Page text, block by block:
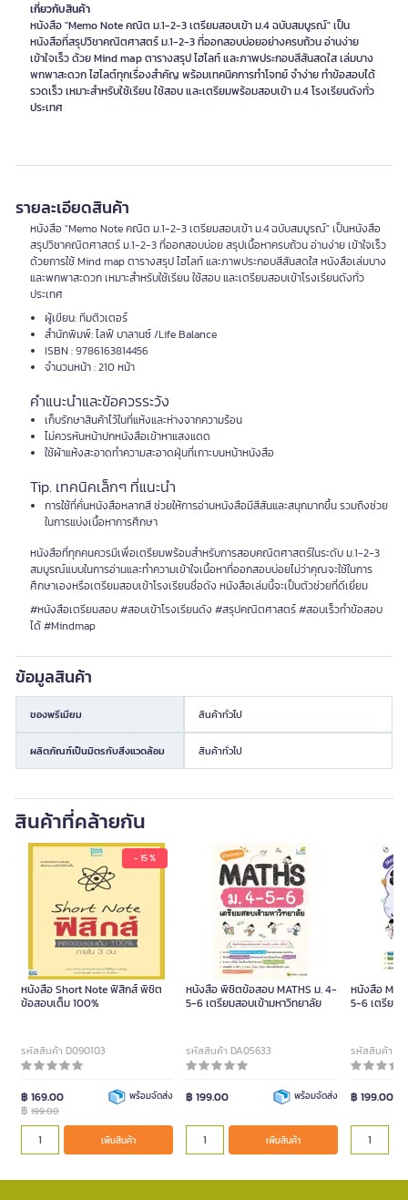
เกี่ยวกับสินค้า
หนังสือ "Memo Note คณิต ม.1-2-3 เตรียมสอบเข้า ม.4 ฉบับสมบูรณ์" เป็น
หนังสือที่สรุปวิชาคณิตศาสตร์ ม.1-2-3 ที่ออกสอบบ่อยอย่างครบถ้วน อ่านง่าย
เข้าใจเร็ว ด้วย Mind map ตารางสรุป ไฮไลท์ และภาพประกอบสีสันสดใส เล่มบาง
พกพาสะดวก ไฮไลต์ทุกเรื่องสำคัญ พร้อมเทคนิคการทำโจทย์ จำง่าย ทำข้อสอบได้
รวดเร็ว เหมาะสำหรับใช้เรียน ใช้สอบ และเตรียมพร้อมสอบเข้า ม.4 โรงเรียนดังทั่ว
ประเทศ
รายละเอียดสินค้า
หนังสือ "Memo Note คณิต ม.1-2-3 เตรียมสอบเข้า ม.4 ฉบับสมบูรณ์" เป็นหนังสือ
สรุปวิชาคณิตศาสตร์ ม.1-2-3 ที่ออกสอบบ่อย สรุปเนื้อหาครบถ้วน อ่านง่าย เข้าใจเร็ว
ด้วยการใช้ Mind map ตารางสรุป ไฮไลท์ และภาพประกอบสีสันสดใส หนังสือเล่มบาง
และพกพาสะดวก เหมาะสำหรับใช้เรียน ใช้สอบ และเตรียมสอบเข้าโรงเรียนดังทั่ว
ประเทศ
ผู้เขียน: ทีมติวเตอร์
สำนักพิมพ์: ไลฟ์ บาลานซ์ /Life Balance
ISBN : 9786163814456
จำนวนหน้า : 210 หน้า
คำแนะนำและข้อควรระวัง
เก็บรักษาสินค้าไว้ในที่แห้งและห่างจากความร้อน
ไม่ควรหันหน้าปกหนังสือเข้าหาแสงแดด
ใช้ผ้าแห้งสะอาดทำความสะอาดฝุ่นที่เกาะบนหน้าหนังสือ
Tip. เทคนิคเล็กๆ ที่แนะนำ
การใช้ที่คั่นหนังสือหลากสี ช่วยให้การอ่านหนังสือมีสีสันและสนุกมากขึ้น รวมถึงช่วย
ในการแบ่งเนื้อหาการศึกษา
หนังสือที่ทุกคนควรมีเพื่อเตรียมพร้อมสำหรับการสอบคณิตศาสตร์ในระดับ ม.1-2-3
สมบูรณ์แบบในการอ่านและทำความเข้าใจเนื้อหาที่ออกสอบบ่อยไม่ว่าคุณจะใช้ในการ
ศึกษาเองหรือเตรียมสอบเข้าโรงเรียนชื่อดัง หนังสือเล่มนี้จะเป็นตัวช่วยที่ดีเยี่ยม
#หนังสือเตรียมสอบ #สอบเข้าโรงเรียนดัง #สรุปคณิตศาสตร์ #สอบเร็วทำข้อสอบ
ได้ #Mindmap
ข้อมูลสินค้า
ของพรีเมียม สินค้าทั่วไป
ผลิตภัณฑ์เป็นมิตรกับสิ่งแวดล้อม สินค้าทั่วไป
สินค้าที่คล้ายกัน
- 15 %
หนังสือ Short Note ฟิสิกส์ พิชิต
ข้อสอบเต็ม 100%
รหัสสินค้า D090103
฿ 169.00
฿ 199.00
พร้อมจัดส่ง
เพิ่มสินค้า
หนังสือ พิชิตข้อสอบ MATHS ม. 4-
5-6 เตรียมสอบเข้ามหาวิทยาลัย
รหัสสินค้า DA05633
฿ 199.00 พร้อมจัดส่ง
เพิ่มสินค้า
หนังสือ
5-6 เตรียมส
รหัสสินค้า
฿ 199.00